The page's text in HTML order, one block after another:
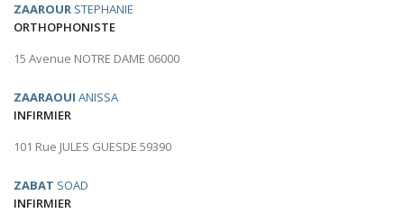
ZAAROUR STEPHANIE
ORTHOPHONISTE
15 Avenue NOTRE DAME 06000
ZAARAOUI ANISSA
INFIRMIER
101 Rue JULES GUESDE 59390
ZABAT SOAD
INFIRMIER